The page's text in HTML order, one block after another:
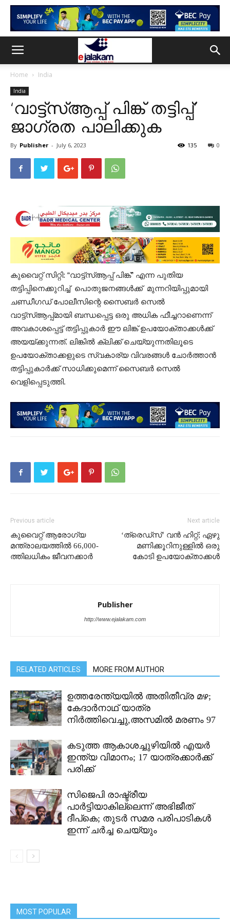
Home India
India
‘വാട്ട്‌സ്ആപ്പ് പിങ്ക് തട്ടിപ്പ്’
ജാഗ്രത പാലിക്കുക
By Publisher - July 6, 2023 0
135
കുവൈറ്റ് സിറ്റി: “വാട്ട്‌സ്ആപ്പ് പിങ്ക്” എന്ന പുതിയ
തട്ടിപ്പിനെക്കുറിച്ച് പൊതുജനങ്ങൾക്ക് മുന്നറിയിപ്പുമായി
ചണ്ഡീഗഡ് പോലീസിന്റെ സൈബർ സെൽ
വാട്ട്‌സ്ആപ്പ്മായി ബന്ധപ്പെട്ട ഒരു അധിക ഫീച്ചറാണെന്ന്
അവകാശപ്പെട്ട് തട്ടിപ്പുകാർ ഈ ലിങ്ക് ഉപയോക്താക്കൾക്ക്
അയയ്ക്കുന്നത്. ലിങ്കിൽ ക്ലിക്ക് ചെയ്യുന്നതിലൂടെ
ഉപയോക്താക്കളുടെ സ്വകാര്യ വിവരങ്ങൾ ചോർത്താൻ
തട്ടിപ്പുകാർക്ക് സാധിക്കുമെന്ന് സൈബർ സെൽ
വെളിപ്പെടുത്തി.
Previous article
കുവൈറ്റ് ആരോഗ്യ
മന്ത്രാലയത്തിൽ 66,000-
ത്തിലധികം ജീവനക്കാർ
Next article
‘ത്രെഡ്‌സ്’ വൻ ഹിറ്റ്; ഏഴു
മണിക്കൂറിനുള്ളിൽ ഒരു
കോടി ഉപയോക്താക്കൾ
Publisher
http://www.ejalakam.com
RELATED ARTICLES MORE FROM AUTHOR
ഉത്തരേന്ത്യയിൽ അതിതീവ്ര മഴ;
കേദാർനാഥ് യാത്ര
നിർത്തിവെച്ചു,അസമിൽ മരണം 97
കടുത്ത ആകാശച്ചുഴിയിൽ എയർ
ഇന്ത്യ വിമാനം; 17 യാത്രക്കാർക്ക്
പരിക്ക്
സിജെപി രാഷ്ട്രീയ
പാർട്ടിയാകില്ലെന്ന് അഭിജീത്
ദീപ്കെ; തുടർ സമര പരിപാടികൾ
ഇന്ന് ചർച്ച ചെയ്യും
MOST POPULAR